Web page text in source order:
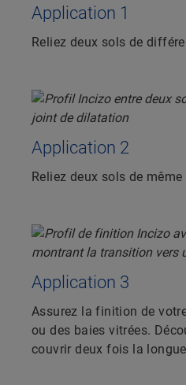
Application 1
Reliez deux sols de
Application 2
Reliez deux sols de même
Application 3
Assurez la finition de
ou des baies vitrées.
couvrir deux fois la